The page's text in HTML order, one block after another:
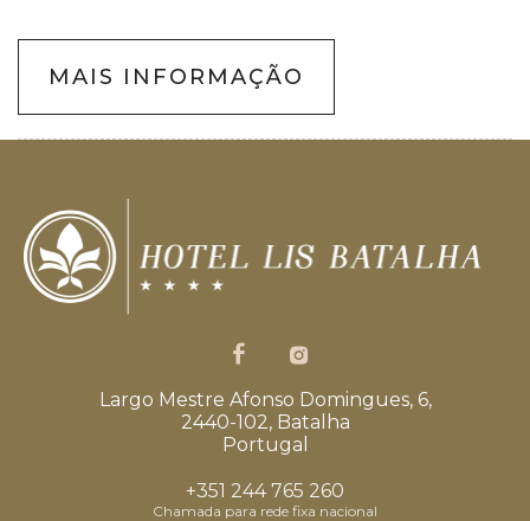
MAIS INFORMAÇÃO
Largo Mestre Afonso Domingues, 6,
2440-102, Batalha
Portugal
+351 244 765 260
Chamada para rede fixa nacional